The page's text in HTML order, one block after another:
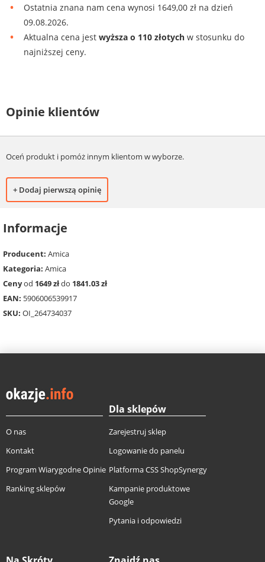
Ostatnia znana nam cena wynosi 1649,00 zł na dzień
09.08.2026.
Aktualna cena jest wyższa o 110 złotych w stosunku do
najniższej ceny.
Opinie klientów
Oceń produkt i pomóż innym klientom w wyborze.
+ Dodaj pierwszą opinię
Informacje
Producent: Amica
Kategoria: Amica
Cenyod 1649 złdo 1841.03 zł
EAN: 5906006539917
SKU: OI_264734037
O nas
Kontakt
Program Wiarygodne Opinie
Ranking sklepów
Dla sklepów
Zarejestruj sklep
Logowanie do panelu
Platforma CSS ShopSynergy
Kampanie produktowe
Google
Pytania i odpowiedzi